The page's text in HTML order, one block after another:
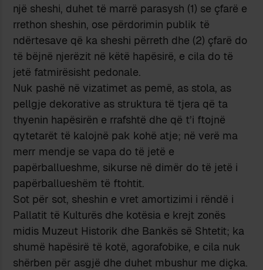
një sheshi, duhet të marrë parasysh (1) se çfarë e
rrethon sheshin, ose përdorimin publik të
ndërtesave që ka sheshi përreth dhe (2) çfarë do
të bëjnë njerëzit në këtë hapësirë, e cila do të
jetë fatmirësisht pedonale.
Nuk pashë në vizatimet as pemë, as stola, as
pellgje dekorative as struktura të tjera që ta
thyenin hapësirën e rrafshtë dhe që t’i ftojnë
qytetarët të kalojnë pak kohë atje; në verë ma
merr mendje se vapa do të jetë e
papërballueshme, sikurse në dimër do të jetë i
papërballueshëm të ftohtit.
Sot për sot, sheshin e vret amortizimi i rëndë i
Pallatit të Kulturës dhe kotësia e krejt zonës
midis Muzeut Historik dhe Bankës së Shtetit; ka
shumë hapësirë të kotë, agorafobike, e cila nuk
shërben për asgjë dhe duhet mbushur me diçka.